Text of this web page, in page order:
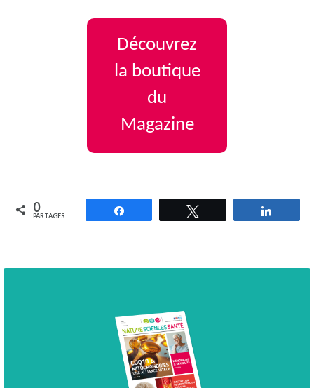
Découvrez
la boutique
du
Magazine
0
PARTAGES